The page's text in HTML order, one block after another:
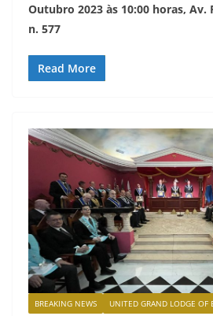
Outubro 2023 às 10:00 horas, Av.
n. 577
Read More
BREAKING NEWS UNITED GRAND LODGE OF